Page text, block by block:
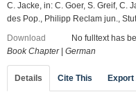
C. Jacke, in: C. Goer, S. Greif, C.
des Pop., Philipp Reclam jun.,
Download
No fulltext has
Book Chapter| German
Details Cite This Export